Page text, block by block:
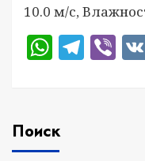
10.0 м/с,
Поиск